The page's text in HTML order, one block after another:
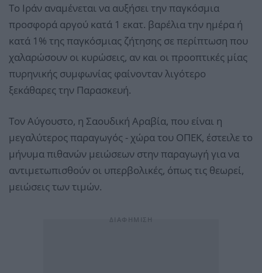
Το Ιράν αναμένεται να αυξήσει την παγκόσμια
προσφορά αργού κατά 1 εκατ. βαρέλια την ημέρα ή
κατά 1% της παγκόσμιας ζήτησης σε περίπτωση που
χαλαρώσουν οι κυρώσεις, αν και οι προοπτικές μίας
πυρηνικής συμφωνίας φαίνονταν λιγότερο
ξεκάθαρες την Παρασκευή.
Τον Αύγουστο, η Σαουδική Αραβία, που είναι η
μεγαλύτερος παραγωγός - χώρα του ΟΠΕΚ, έστειλε το
μήνυμα πιθανών μειώσεων στην παραγωγή για να
αντιμετωπισθούν οι υπερβολικές, όπως τις θεωρεί,
μειώσεις των τιμών.